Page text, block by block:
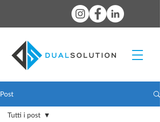
Post
Tutti i post